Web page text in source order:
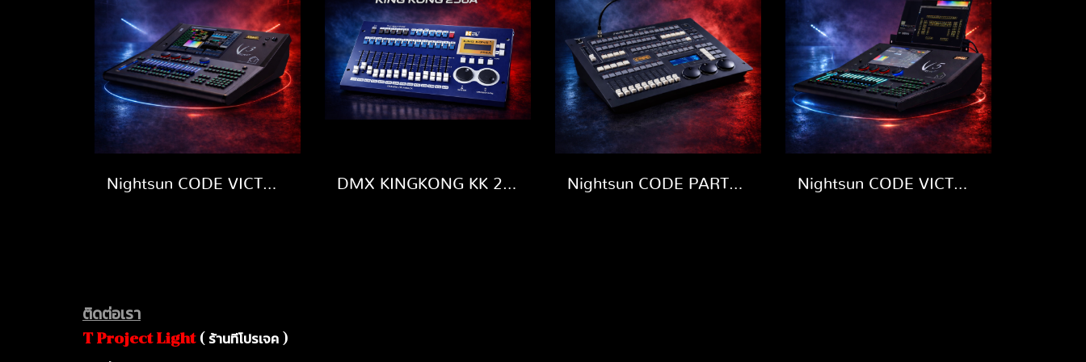
Nightsun CODE VICTORY3 DMX KINGKONG KK 256A Nightsun CODE PARTY 500 Nightsun CODE VICTORY5
ติดต่อเรา
T Project Light ( ร้านทีโปรเจค )